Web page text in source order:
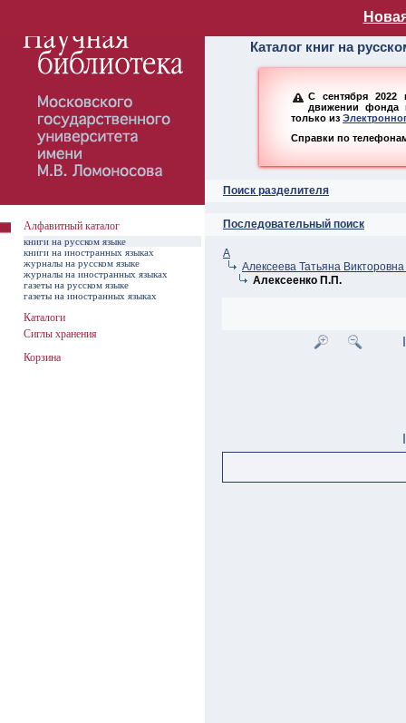
Алфавитный
Каталог книг на
С сентября 2022
движении фонда
только из
Справки по
Поиск разделителя
Последовательный поиск
А
Алексеева Татьяна
Алексеенко П.П.
Алфавитный каталог
книги на русском языке
книги на иностранных языках
журналы на русском языке
журналы на иностранных языках
газеты на русском языке
газеты на иностранных языках
Каталоги
Сиглы хранения
Корзина